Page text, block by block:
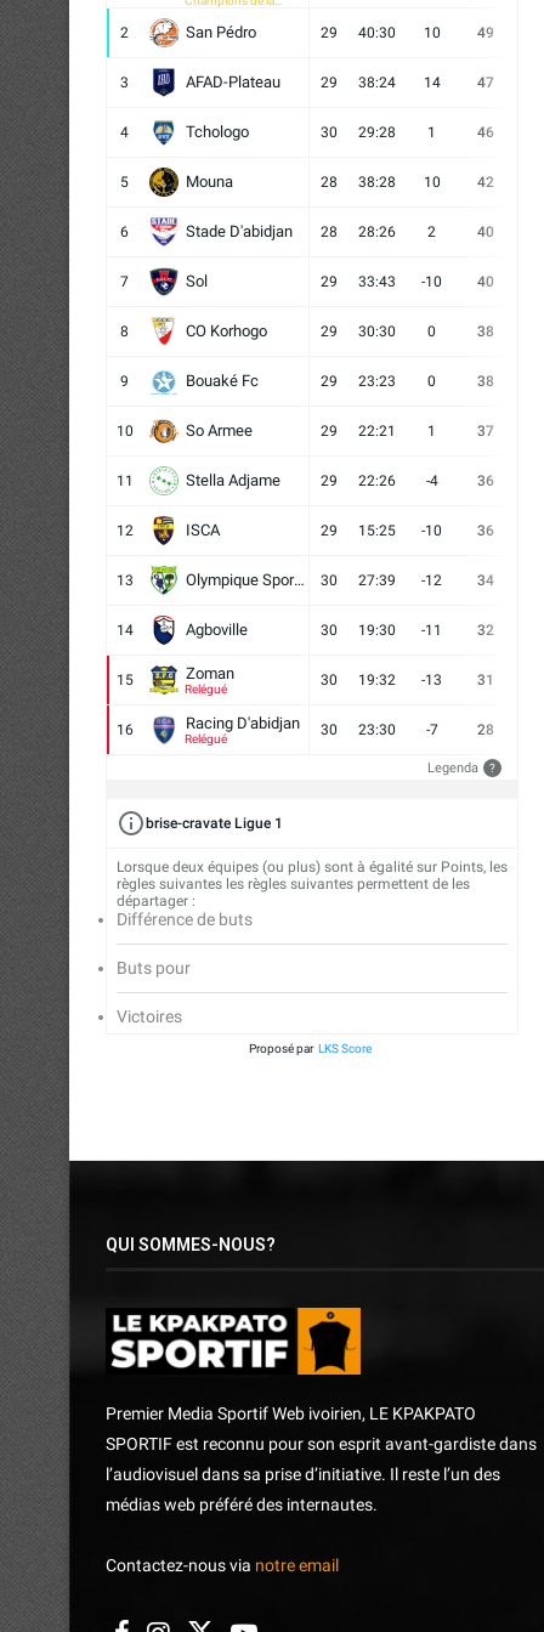
2 San Pédro 29 40:30 10 49
3 AFAD-Plateau 29 38:24 14 47
4 Tchologo 30 29:28 1 46
5 Mouna 28 38:28 10 42
6 Stade D'abidjan 28 28:26 2 40
7 Sol 29 33:43 -10 40
8 CO Korhogo 29 30:30 0 38
9 Bouaké Fc 29 23:23 0 38
10 So Armee 29 22:21 1 37
11 Stella Adjame 29 22:26 -4 36
12 ISCA 29 15:25 -10 36
13 Olympique Sport d'Abobo FC 30 27:39 -12 34
14 Agboville 30 19:30 -11 32
15 Zoman
Relégué
30 19:32 -13 31
16 Racing D'abidjan
Relégué
30 23:30 -7 28
Legenda ?
brise-cravate Ligue 1
Lorsque deux équipes (ou plus) sont à égalité sur Points, les
règles suivantes les règles suivantes permettent de les
départager :
Différence de buts
Buts pour
Victoires
Proposé par LKS Score
QUI SOMMES-NOUS?
Premier Media Sportif Web ivoirien, LE KPAKPATO
SPORTIF est reconnu pour son esprit avant-gardiste dans
l’audiovisuel dans sa prise d’initiative. Il reste l’un des
médias web préféré des internautes.
Contactez-nous via notre email